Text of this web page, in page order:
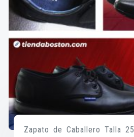
Zapato de Caballero Talla 25